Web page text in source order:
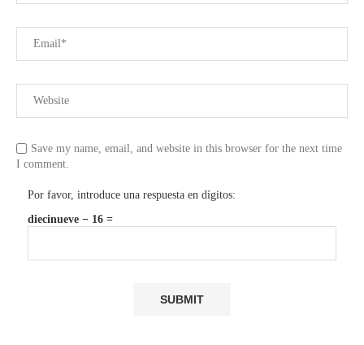
Save my name, email, and website in this browser for the next time
I comment.
Por favor, introduce una respuesta en dígitos:
diecinueve − 16 =